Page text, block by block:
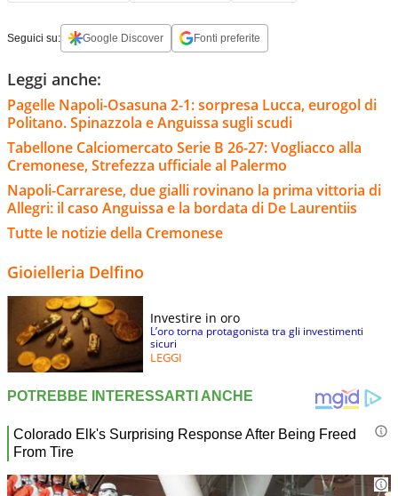
Seguici su: Google Discover Fonti preferite
Leggi anche:
Pagelle Napoli-Osasuna 2-1: sorpresa Lucca, eurogol di
Politano. Spinazzola e Anguissa sugli scudi
Tabellone Calciomercato Serie B 26-27: Vogliacco alla
Cremonese, Strefezza ufficiale al Palermo
Napoli-Carrarese, due gialli rovinano la prima vittoria di
Allegri: il caso Anguissa e la bordata di De Laurentiis
Tutte le notizie della Cremonese
Gioielleria Delfino
Investire in oro
L’oro torna protagonista tra gli investimenti
sicuri
LEGGI